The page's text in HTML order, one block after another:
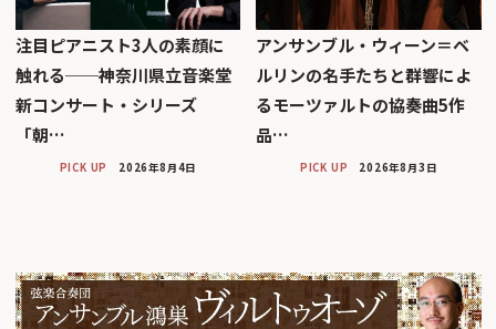
注目ピアニスト3人の素顔に
触れる──神奈川県立音楽堂
新コンサート・シリーズ
「朝…
PICK UP 2026年8月4日
アンサンブル・ウィーン＝ベ
ルリンの名手たちと群響によ
るモーツァルトの協奏曲5作
品…
PICK UP 2026年8月3日